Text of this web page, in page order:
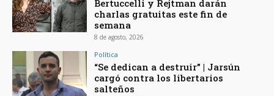
Bertuccelli y Rejtman darán
charlas gratuitas este fin de
semana
8 de agosto, 2026
Política
“Se dedican a destruir” | Jarsún
cargó contra los libertarios
salteños